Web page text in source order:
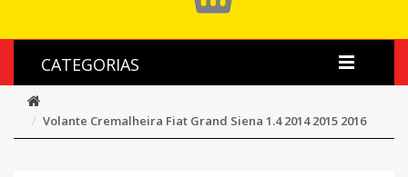
CATEGORIAS
Volante Cremalheira Fiat Grand Siena 1.4 2014 2015 2016